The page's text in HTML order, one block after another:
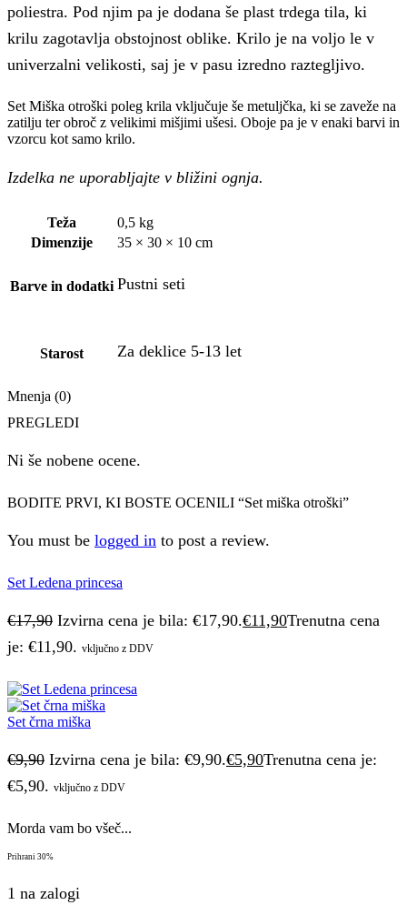
poliestra. Pod njim pa je dodana še plast trdega tila, ki
krilu zagotavlja obstojnost oblike. Krilo je na voljo le v
univerzalni velikosti, saj je v pasu izredno raztegljivo.
Set Miška otroški poleg krila vključuje še metuljčka, ki se zaveže na
zatilju ter obroč z velikimi mišjimi ušesi. Oboje pa je v enaki barvi in
vzorcu kot samo krilo.
Izdelka ne uporabljajte v bližini ognja.
Teža
0,5 kg
Dimenzije
35 × 30 × 10 cm
Barve in dodatki Pustni seti
Starost Za deklice 5-13 let
Mnenja (0)
PREGLEDI
Ni še nobene ocene.
BODITE PRVI, KI BOSTE OCENILI “Set miška otroški”
You must be logged in to post a review.
Set Ledena princesa
€17,90 Izvirna cena je bila: €17,90.€11,90Trenutna cena
je: €11,90. vključno z DDV
Set črna miška
€9,90 Izvirna cena je bila: €9,90.€5,90Trenutna cena je:
€5,90. vključno z DDV
Morda vam bo všeč...
Prihrani 30%
1 na zalogi